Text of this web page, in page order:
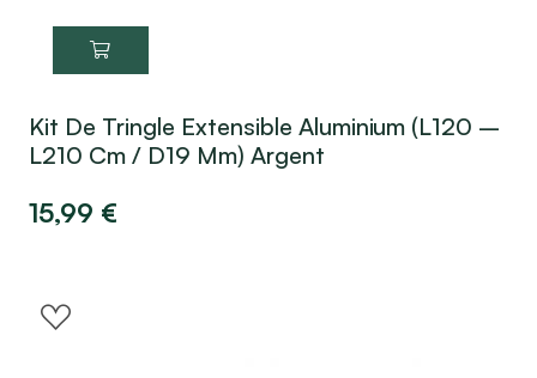
Kit De Tringle Extensible Aluminium (L120 –
L210 Cm / D19 Mm) Argent
15,99 €